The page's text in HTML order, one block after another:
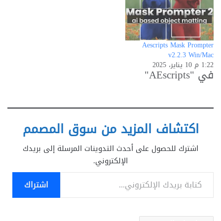
Aescripts Mask Prompter
v2.2.3 Win/Mac
1:22 م 10 يناير، 2025
في "AEscripts"
اكتشاف المزيد من سوق المصمم
اشترك للحصول على أحدث التدوينات المرسلة إلى بريدك
الإلكتروني.
كتابة بريدك الإلكتروني...
اشتراك